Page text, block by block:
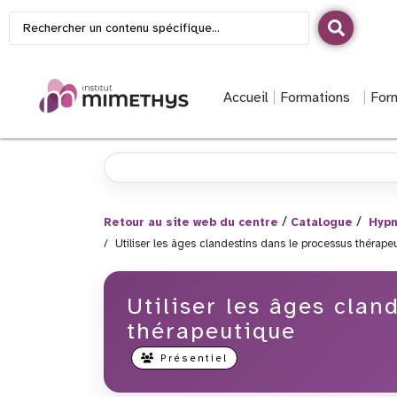
Accueil Formations
Retour au site web du centre Catalogue
Utiliser les âges clandestins dans le processus
Utiliser les âges
thérapeutique
Présentiel